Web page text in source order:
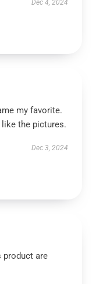
Dec 4, 2024
my favorite.
the pictures.
Dec 3, 2024
product are